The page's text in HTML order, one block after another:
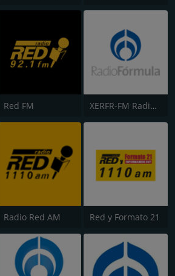
Red FM XERFR-FM Radio Fórmula (Primera Cadena) 103.3
Radio Red AM Red y Formato 21